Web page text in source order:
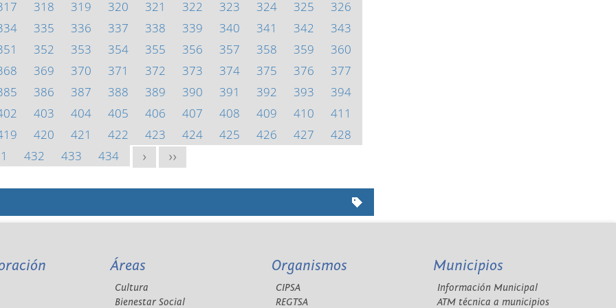
318 319 320 321 322 323 324 325
326
335 336 337 338 339 340 341 342
343
352 353 354 355 356 357 358 359
360
369 370 371 372 373 374 375 376
377
386 387 388 389 390 391 392 393
394
403 404 405 406 407 408 409 410
411
420 421 422 423 424 425 426 427
428
432 433 434 > >>
Áreas
Cultura
Bienestar Social
Organismos
CIPSA
REGTSA
Municipios
Información Municipal
ATM técnica a municipios